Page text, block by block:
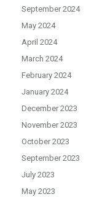
September 2024
May 2024
April 2024
March 2024
February 2024
January 2024
December 2023
November 2023
October 2023
September 2023
July 2023
May 2023